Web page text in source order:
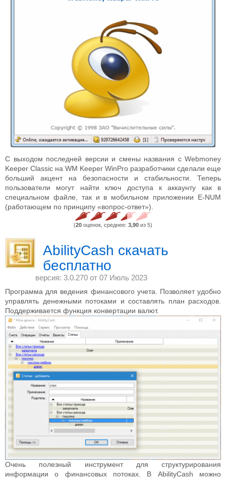
С выходом последней версии и смены названия с Webmoney
Keeper Classic на WM Keeper WinPro разработчики сделали еще
больший акцент на безопасности и стабильности. Теперь
пользователи могут найти ключ доступа к аккаунту как в
специальном файле, так и в мобильном приложении E-NUM
(работающем по принципу «вопрос-ответ»).
(20 оценок, среднее: 3,90 из 5)
AbilityCash скачать
бесплатно
версия: 3.0.270 от 07 Июль 2023
Программа для ведения финансового учета. Позволяет удобно
управлять денежными потоками и составлять план расходов.
Поддерживается функция конвертации валют.
Очень полезный инструмент для структурирования
информации о финансовых потоках. В AbilityCash можно